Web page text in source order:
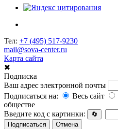
Тел: +7 (495) 517-9230
mail@sova-center.ru
Карта сайта
✖
Подписка
Ваш адрес электронной почты
Подписаться на:
Весь сайт
обществе
Введите код с картинки:
🔄
Подписаться
Отмена